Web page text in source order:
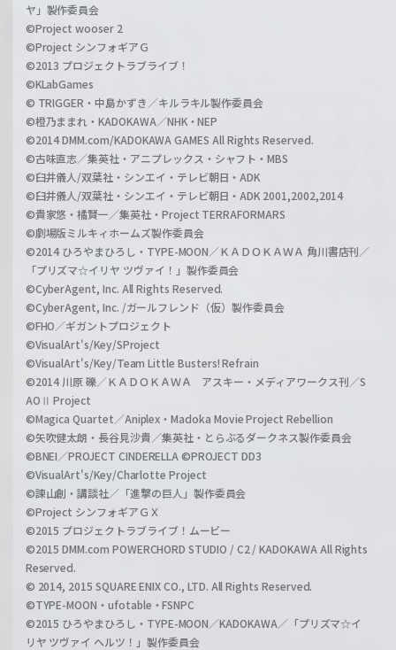
ヤ」製作委員会
©Project wooser 2
©Project シンフォギアＧ
©2013 プロジェクトラブライブ！
©KLabGames
© TRIGGER・中島かずき／キルラキル製作委員会
©橙乃ままれ・KADOKAWA／NHK・NEP
©2014 DMM.com/KADOKAWA GAMES All Rights Reserved.
©古味直志／集英社・アニプレックス・シャフト・MBS
©臼井儀人/双葉社・シンエイ・テレビ朝日・ADK
©臼井儀人/双葉社・シンエイ・テレビ朝日・ADK 2001,2002,2014
©貴家悠・橘賢一／集英社・Project TERRAFORMARS
©劇場版ミルキィホームズ製作委員会
©2014 ひろやまひろし・TYPE-MOON／ＫＡＤＯＫＡＷＡ 角川書店刊／
「プリズマ☆イリヤ ツヴァイ！」製作委員会
©CyberAgent, Inc. All Rights Reserved.
©CyberAgent, Inc. /ガールフレンド（仮）製作委員会
©FHO／ギガントプロジェクト
©VisualArt's/Key/SProject
©VisualArt's/Key/Team Little Busters! Refrain
©2014 川原 礫／ＫＡＤＯＫＡＷＡ アスキー・メディアワークス刊／S
AOⅡ Project
©Magica Quartet／Aniplex・Madoka Movie Project Rebellion
©矢吹健太朗・長谷見沙貴／集英社・とらぶるダークネス製作委員会
©BNEI／PROJECT CINDERELLA ©PROJECT DD3
©VisualArt's/Key/Charlotte Project
©諫山創・講談社／「進撃の巨人」製作委員会
©Project シンフォギアＧＸ
©2015 プロジェクトラブライブ！ムービー
©2015 DMM.com POWERCHORD STUDIO / C2 / KADOKAWA All Rights
Reserved.
© 2014, 2015 SQUARE ENIX CO., LTD. All Rights Reserved.
©TYPE-MOON・ufotable・FSNPC
©2015 ひろやまひろし・TYPE-MOON／KADOKAWA／「プリズマ☆イ
リヤ ツヴァイ ヘルツ！」製作委員会